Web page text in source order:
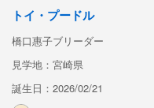
トイ・プードル
橋口惠子ブリーダー
見学地：宮崎県
誕生日：2026/02/21